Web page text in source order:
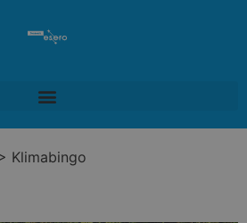
Klimabingo